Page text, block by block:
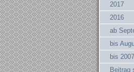
2017
2016
ab
bis
bis 2007
Beitrag